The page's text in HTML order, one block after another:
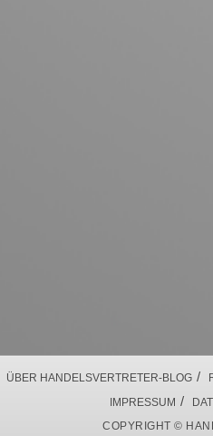
ÜBER HANDELSVERTRETER-BLOG /
IMPRESSUM /
COPYRIGHT ©